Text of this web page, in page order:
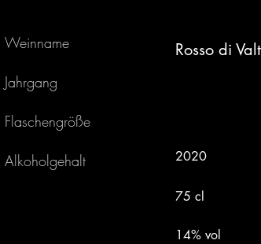
Weinname
Jahrgang
Flaschengröße
Alkoholgehalt
Rosso di
2020
75 cl
14% vol